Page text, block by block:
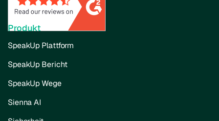
Produkt
SpeakUp Plattform
SpeakUp Bericht
SpeakUp Wege
Sienna AI